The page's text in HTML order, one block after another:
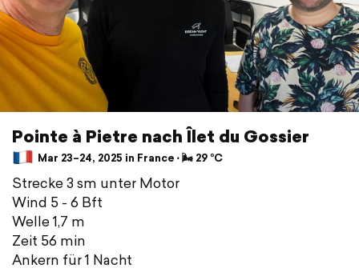
Pointe à Pietre nach Îlet du Gossier
Mar 23–24, 2025 in France ⋅ 🌬 29 °C
Strecke 3 sm unter Motor
Wind 5 - 6 Bft
Welle 1,7 m
Zeit 56 min
Ankern für 1 Nacht